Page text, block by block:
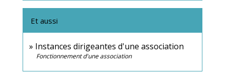
Et aussi
Instances dirigeantes d'une association
Fonctionnement d'une association